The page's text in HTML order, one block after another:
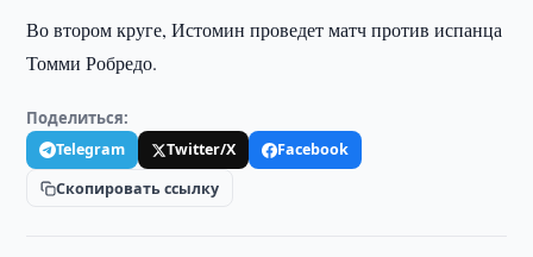
Во втором круге, Истомин проведет матч против испанца
Томми Робредо.
Поделиться:
Telegram Twitter/X
Facebook
Скопировать ссылку